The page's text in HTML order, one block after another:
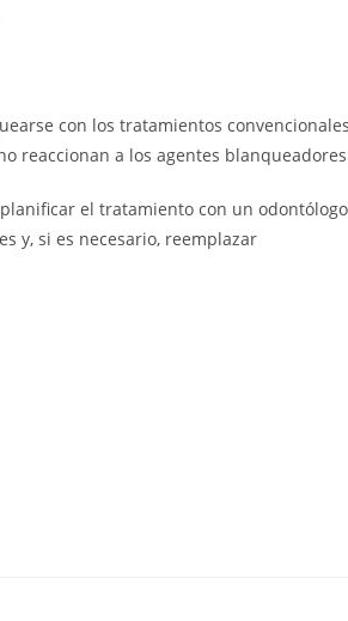
con los tratamientos convencionales
reaccionan a los agentes
el tratamiento con un
y, si es necesario, reemplazar